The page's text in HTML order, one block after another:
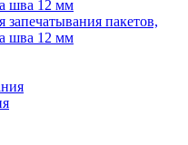
запечатывания пакетов,
шва 12 мм